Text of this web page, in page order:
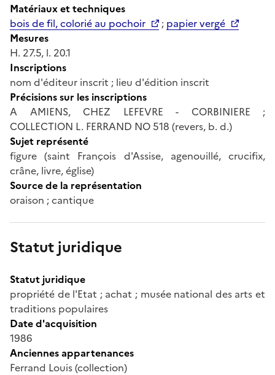
Matériaux et techniques
bois de fil, colorié au pochoir
; papier vergé
Mesures
H. 27.5, l. 20.1
Inscriptions
nom d'éditeur inscrit ; lieu d'édition inscrit
Précisions sur les inscriptions
A AMIENS, CHEZ LEFEVRE - CORBINIERE ;
COLLECTION L. FERRAND NO 518 (revers, b. d.)
Sujet représenté
figure (saint François d'Assise, agenouillé, crucifix,
crâne, livre, église)
Source de la représentation
oraison ; cantique
Statut juridique
Statut juridique
propriété de l'Etat ; achat ; musée national des arts et
traditions populaires
Date d'acquisition
1986
Anciennes appartenances
Ferrand Louis (collection)